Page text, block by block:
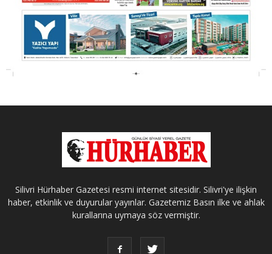
Silivri Hürhaber Gazetesi resmi internet sitesidir. Silivri'ye ilişkin
haber, etkinlik ve duyurular yayınlar. Gazetemiz Basın ilke ve ahlak
kurallarına uymaya söz vermiştir.